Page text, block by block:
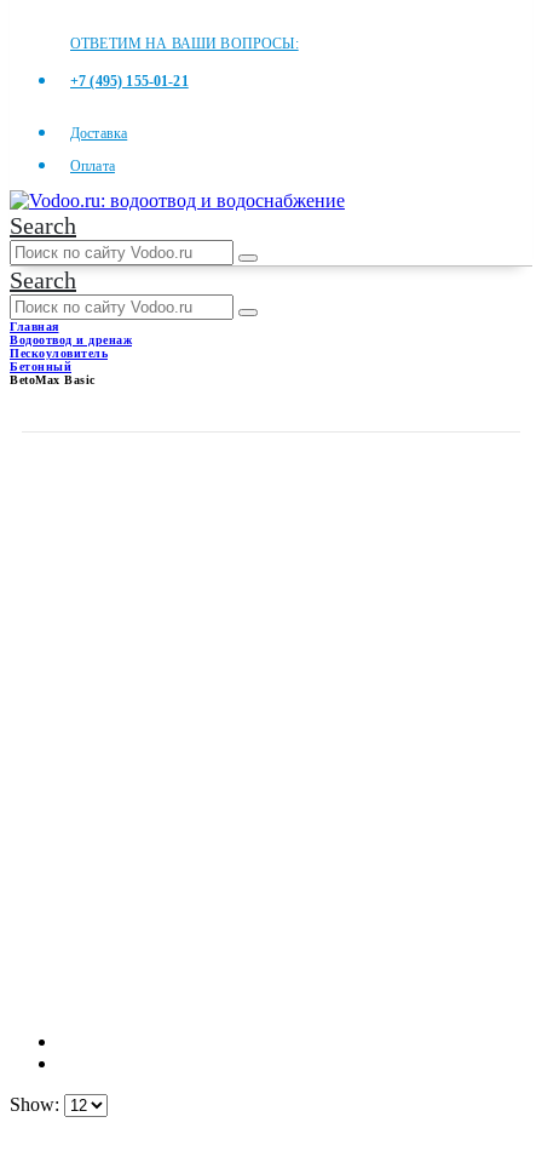
ОТВЕТИМ НА ВАШИ ВОПРОСЫ:
+7 (495) 155-01-21
Доставка
Оплата
Search
Search
Главная
Водоотвод и дренаж
Пескоуловитель
Бетонный
BetoMax Basic
Show: